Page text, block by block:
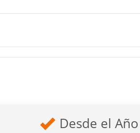
Desde el